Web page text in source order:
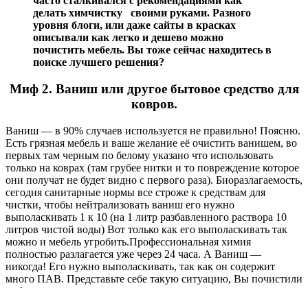
делать химчистку своими руками. Разного
уровня блоги, или даже сайты в красках
описывали как легко и дешево можно
почистить мебель. Вы тоже сейчас находитесь в
поиске лучшего решения?
Миф 2. Ваниш или другое бытовое средство для
ковров.
Ваниш — в 90% случаев используется не правильно! Поясню.
Есть грязная мебель и ваше желание её очистить ванишем, во
первых там черным по белому указано что использовать
только на коврах (там грубее нитки и то повреждение которое
они получат не будет видно с первого раза). Биоразлагаемость,
сегодня санитарные нормы все строже к средствам для
чистки, чтобы нейтрализовать ваниш его нужно
выполаскивать 1 к 10 (на 1 литр разбавленного раствора 10
литров чистой воды) Вот только как его выполаскивать так
можно и мебель угробить.Профессиональная химия
полностью разлагается уже через 24 часа. А Ваниш —
никогда! Его нужно выполаскивать, так как он содержит
много ПАВ. Представьте себе такую ситуацию, Вы почистили